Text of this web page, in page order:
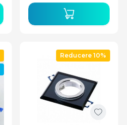
Reducere 10%